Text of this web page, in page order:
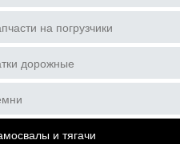
на погрузчики
дорожные
и тягачи